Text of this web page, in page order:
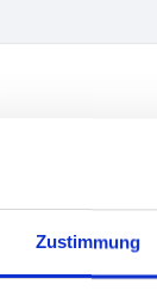
Zustimmung